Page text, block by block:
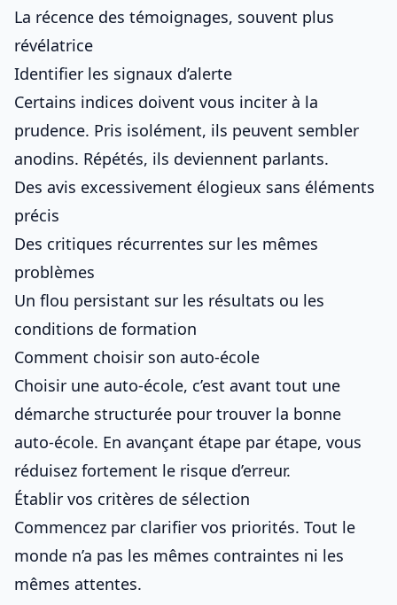
La récence des témoignages, souvent plus
révélatrice
Identifier les signaux d’alerte
Certains indices doivent vous inciter à la
prudence. Pris isolément, ils peuvent sembler
anodins. Répétés, ils deviennent parlants.
Des avis excessivement élogieux sans éléments
précis
Des critiques récurrentes sur les mêmes
problèmes
Un flou persistant sur les résultats ou les
conditions de formation
Comment choisir son auto-école
Choisir une auto-école, c’est avant tout une
démarche structurée pour trouver la bonne
auto-école. En avançant étape par étape, vous
réduisez fortement le risque d’erreur.
Établir vos critères de sélection
Commencez par clarifier vos priorités. Tout le
monde n’a pas les mêmes contraintes ni les
mêmes attentes.